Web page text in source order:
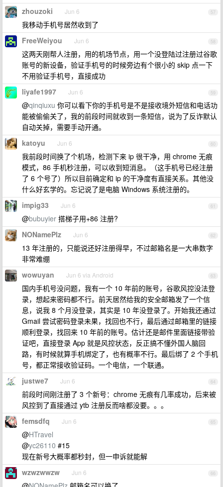
57
zhouzoki Jun 6
我移动手机号居然收到了
58
FreeWeiyou Jun 6
这两天刚帮人注册，用的机场节点，用一个没登陆过注册过谷歌
账号的新设备，验证手机号的时候旁边有个很小的 skip 点一下
不用验证手机号，直接成功
59
liyafe1997 Jun 6
@qinqiuxu 你可以看下你的手机号是不是接收境外短信和电话功
能被偷偷关了，我的前段时间就收到一条短信，说为了反诈默认
自动关掉，需要手动开通。
60
katoyu Jun 6
我前段时间换了个机场，检测下来 ip 很干净，用 chrome 无痕
模式，86 手机秒注册，可以收到短消息。（这手机号已经注册
了 6 个号了）所以目前确定和 ip 的干净度有直接关系。其他没
什么好玄学的。忘记说了是电脑 Windows 系统注册的。
61
impig33 Jun 6
@bubuyier 搭梯子用+86 注册?
62
NONamePlz Jun 6
13 年注册的，只能说还好注册得早，不过邮箱名是一大串数字
非常难绷
63
wowuyan Jun 6 via Android
国内手机号没问题，我有一个 10 年前的账号，谷歌风控没法登
录，想起来密码都不行。前天居然给我的安全邮箱发了一个信
息，说我 8 个月没登录，其实是 10 年没登录了。开始我还通过
Gmail 尝试密码登录未果，找回也不行，最后通过邮箱里的链接
顺利登录，找回来 10 年前的账号。估计还是邮件里面链接带验
证吧，直接登录 App 就是风控状态，反正搞不懂外国人脑回
路，有时候就算手机绑定了，也有概率不行。最后绑了 2 个手机
号，都正常接收验证码。一个电信，一个联通。
64
justwe7 Jun 6
前段时间刚注册了 3 个新号：chrome 无痕有几率成功，后来被
风控到了直接通过 ytb 注册反而啥都没要。。。
65
femsdfq Jun 6
@HTravel
@yc26110 #15
现在新号大概率都秒封，但一申诉就能解
66
wzwzwwzw Jun 6